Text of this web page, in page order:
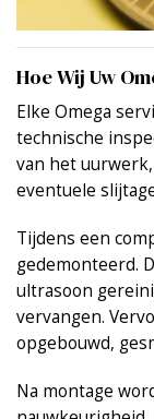
Hoe Wij Uw
Elke Omega
technische
van het
eventuele
Tijdens een
gedemonteerd.
ultrasoon
vervangen.
opgebouwd,
Na montage